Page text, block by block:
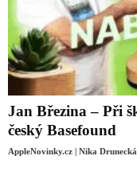
Jan Březina – Při
český Basefound
AppleNovinky.cz | Nika Drunecká